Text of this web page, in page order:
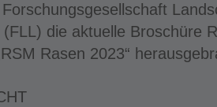
die aktuelle Broschüre
Rasen 2023“